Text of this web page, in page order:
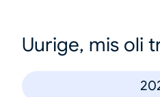
Uurige, mis oli